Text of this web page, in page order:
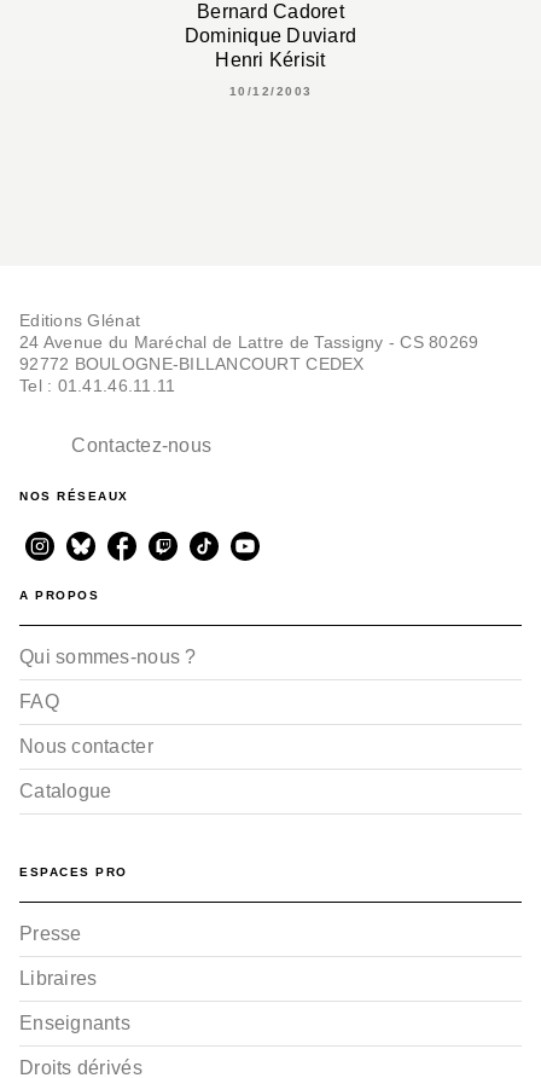
Bernard Cadoret
Dominique Duviard
Henri Kérisit
10/12/2003
Editions Glénat
24 Avenue du Maréchal de Lattre de Tassigny - CS 80269
92772 BOULOGNE-BILLANCOURT CEDEX
Tel : 01.41.46.11.11
Contactez-nous
NOS RÉSEAUX
A PROPOS
Qui sommes-nous ?
FAQ
Nous contacter
Catalogue
ESPACES PRO
Presse
Libraires
Enseignants
Droits dérivés